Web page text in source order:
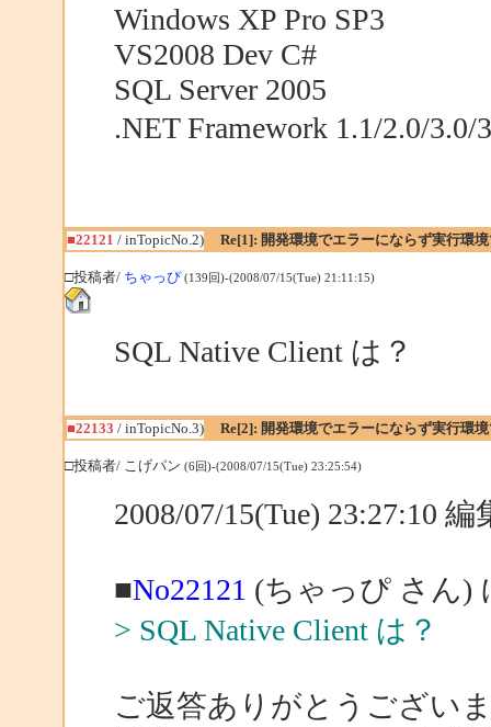
Windows XP Pro SP3
VS2008 Dev C#
SQL Server 2005
.NET Framework 1.1/2.0/
■22121 / inTopicNo.2) Re[1]: 開発環境でエラーにならず実行環
□投稿者/ ちゃっぴ (139回)-(2008/07/15(Tue) 21:11:15)
SQL Native Client は？
■22133 / inTopicNo.3) Re[2]: 開発環境でエラーにならず実行環
□投稿者/ こげパン (6回)-(2008/07/15(Tue) 23:25:54)
2008/07/15(Tue) 23:27:10
■No22121 (ちゃっぴ さん)
> SQL Native Client は？
ご返答ありがとうござい